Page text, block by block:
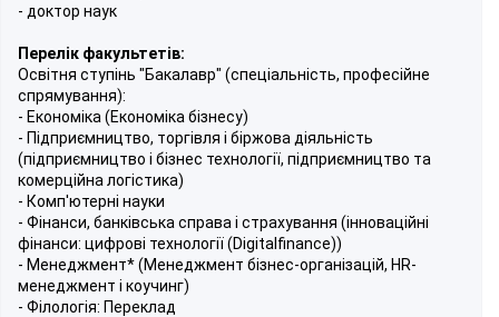
- доктор наук
Перелік факультетів:
Освітня ступінь "Бакалавр" (спеціальність, професійне
спрямування):
- Економіка (Економіка бізнесу)
- Підприємництво, торгівля і біржова діяльність
(підприємництво і бізнес технології, підприємництво та
комерційна логістика)
- Комп'ютерні науки
- Фінанси, банківська справа і страхування (інноваційні
фінанси: цифрові технології (Digitalfinance))
- Менеджмент* (Менеджмент бізнес-організацій, НR-
менеджмент і коучинг)
- Філологія: Переклад